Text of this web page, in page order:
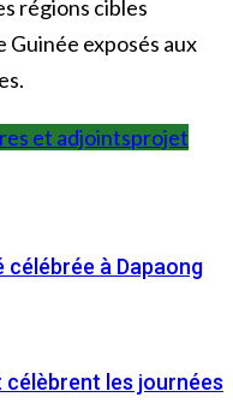
régions cibles
Guinée exposés aux
et adjointsprojet
célébrée à Dapaong
les journées